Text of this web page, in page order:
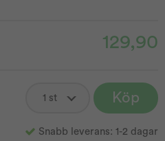
129,90
Köp
Snabb leverans: 1-2 dagar